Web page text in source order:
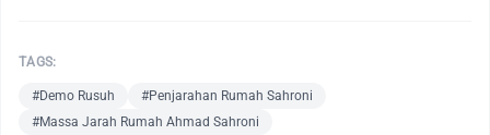
TAGS:
#Demo Rusuh
#Penjarahan Rumah Sahroni
#Massa Jarah Rumah Ahmad Sahroni